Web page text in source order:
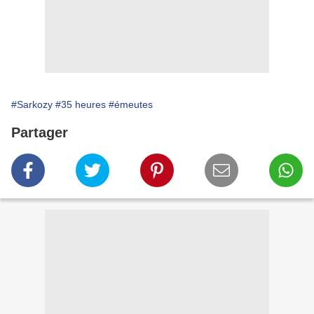
#Sarkozy #35 heures #émeutes
Partager